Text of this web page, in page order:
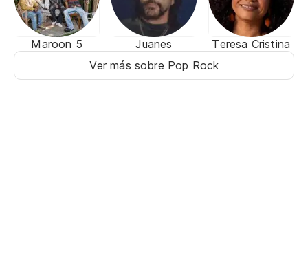
Maroon 5 Juanes
Teresa Cristina
Ver más sobre Pop Rock